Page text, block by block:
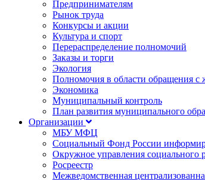
Предпринимателям
Рынок труда
Конкурсы и акции
Культура и спорт
Перераспределение полномочий
Заказы и торги
Экология
Полномочия в области обращения
Экономика
Муниципальный контроль
План развития муниципального
Организации
МБУ МФЦ
Социальный Фонд России
Окружное управления социального
Росреестр
Межведомственная